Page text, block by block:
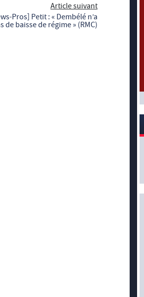
Article suivant
Pros] Petit : « Dembélé n’a
de baisse de régime » (RMC)